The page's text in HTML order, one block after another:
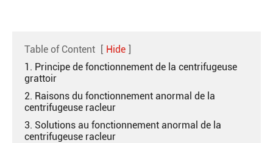
Table of Content [ Hide ]
1. Principe de fonctionnement de la centrifugeuse
grattoir
2. Raisons du fonctionnement anormal de la
centrifugeuse racleur
3. Solutions au fonctionnement anormal de la
centrifugeuse racleur